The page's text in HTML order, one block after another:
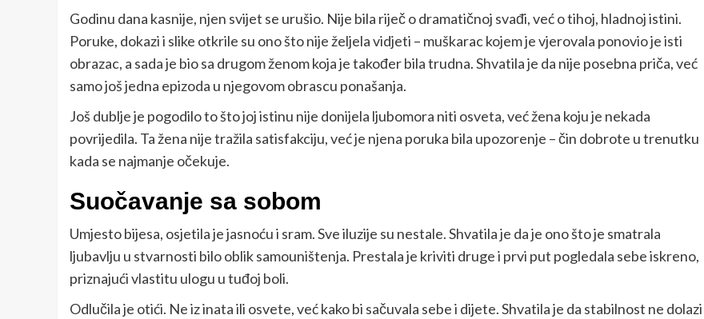
Godinu dana kasnije, njen svijet se urušio. Nije bila riječ o dramatičnoj svađi, već o tihoj, hladnoj istini.
Poruke, dokazi i slike otkrile su ono što nije željela vidjeti – muškarac kojem je vjerovala ponovio je isti
obrazac, a sada je bio sa drugom ženom koja je također bila trudna. Shvatila je da nije posebna priča, već
samo još jedna epizoda u njegovom obrascu ponašanja.
Još dublje je pogodilo to što joj istinu nije donijela ljubomora niti osveta, već žena koju je nekada
povrijedila. Ta žena nije tražila satisfakciju, već je njena poruka bila upozorenje – čin dobrote u trenutku
kada se najmanje očekuje.
Suočavanje sa sobom
Umjesto bijesa, osjetila je jasnoću i sram. Sve iluzije su nestale. Shvatila je da je ono što je smatrala
ljubavlju u stvarnosti bilo oblik samouništenja. Prestala je kriviti druge i prvi put pogledala sebe iskreno,
priznajući vlastitu ulogu u tuđoj boli.
Odlučila je otići. Ne iz inata ili osvete, već kako bi sačuvala sebe i dijete. Shvatila je da stabilnost ne dolazi